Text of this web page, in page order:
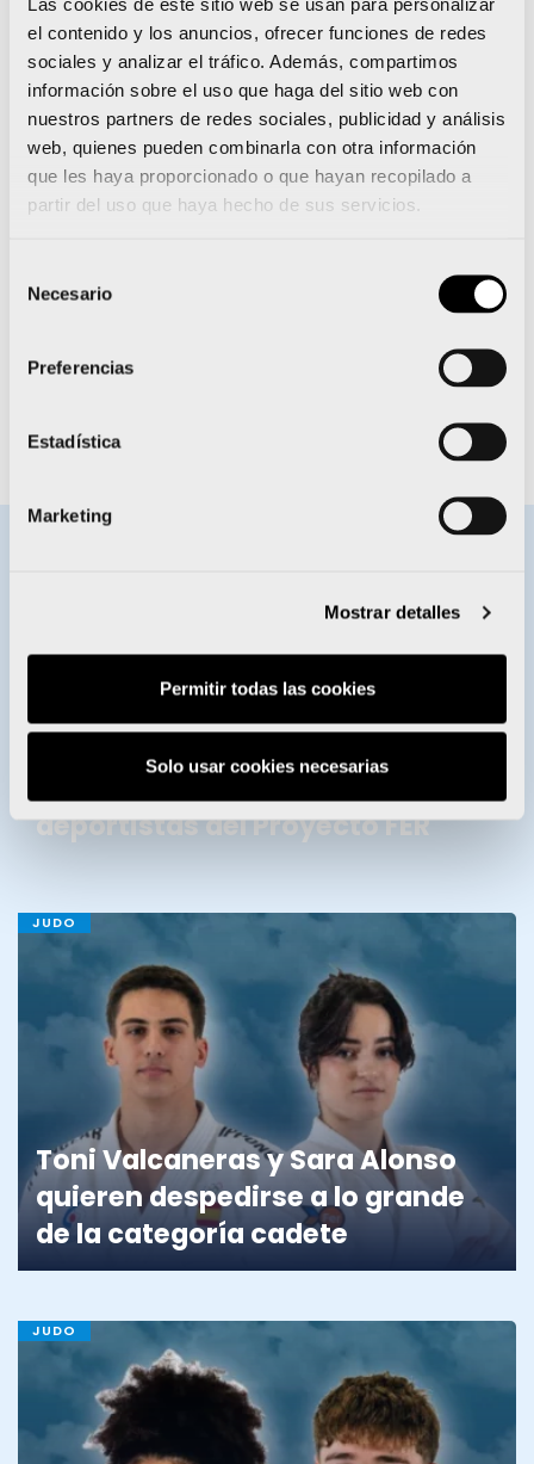
el contenido y los anuncios, ofrecer funciones de redes
sociales y analizar el tráfico. Además, compartimos
información sobre el uso que haga del sitio web con
nuestros partners de redes sociales, publicidad y análisis
web, quienes pueden combinarla con otra información
que les haya proporcionado o que hayan recopilado a
partir del uso que haya hecho de sus servicios.
Necesario
Preferencias
Estadística
Marketing
Mostrar detalles
Permitir todas las cookies
Solo usar cookies necesarias
inevitable experimentar unas sensaciones
especiales antes de un Campeonato del Mundo. Al
final, un Mundial siempre es el gran objetivo del año.
Y se percibe en el ambiente desde el primer
momento en que llegas al destino que acoge el
evento.
A menos de dos años para los Juegos
pasaporte olímpico?
Por supuesto que lo soy. Obtener un tercer
billete olímpico no será sencillo. Cada vez, hay más
motivación y con ganas de ir a por ello.
deportistas del Proyecto FER
JUDO
Toni Valcaneras y Sara Alonso
quieren despedirse a lo grande
de la categoría cadete
JUDO